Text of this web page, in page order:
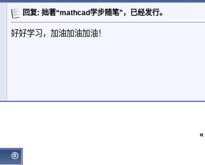
回复: 拙著“mathcad学步随笔”，已经发行。
好好学习，加油加油加油！
«